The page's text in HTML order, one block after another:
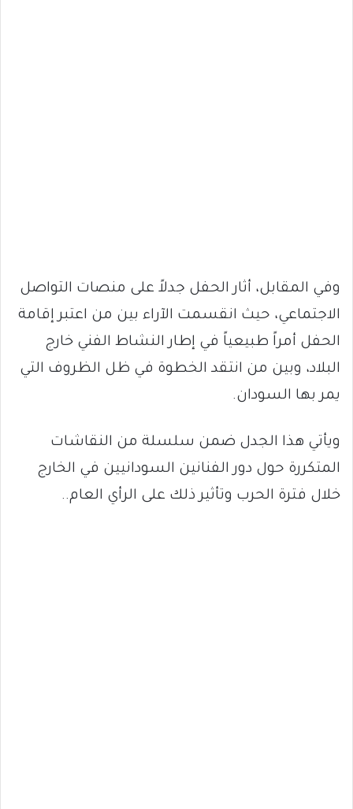
وفي المقابل، أثار الحفل جدلاً على منصات التواصل
الاجتماعي، حيث انقسمت الآراء بين من اعتبر إقامة
الحفل أمراً طبيعياً في إطار النشاط الفني خارج
البلاد، وبين من انتقد الخطوة في ظل الظروف التي
يمر بها السودان.
ويأتي هذا الجدل ضمن سلسلة من النقاشات
المتكررة حول دور الفنانين السودانيين في الخارج
خلال فترة الحرب وتأثير ذلك على الرأي العام..